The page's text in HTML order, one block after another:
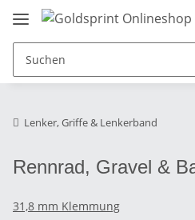
Lenker, Griffe & Lenkerband
Rennrad, Gravel &
31,8 mm Klemmung